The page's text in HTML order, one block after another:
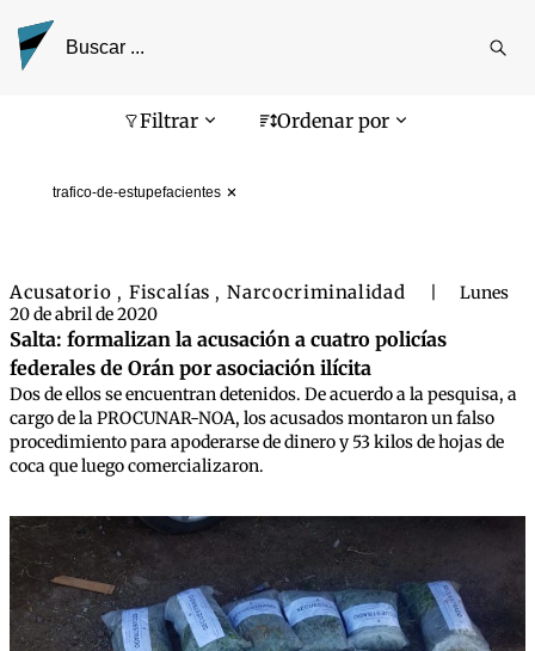
Filtrar Ordenar por
trafico-de-estupefacientes
Pantalla de búsqueda
Acusatorio , Fiscalías , Narcocriminalidad
Lunes
20 de abril de 2020
Salta: formalizan la acusación a cuatro policías
federales de Orán por asociación ilícita
Dos de ellos se encuentran detenidos. De acuerdo a la pesquisa, a
cargo de la PROCUNAR-NOA, los acusados montaron un falso
procedimiento para apoderarse de dinero y 53 kilos de hojas de
coca que luego comercializaron.